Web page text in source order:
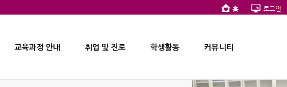
교육과정 안내 취업 및 진로 학생활동 커뮤니티